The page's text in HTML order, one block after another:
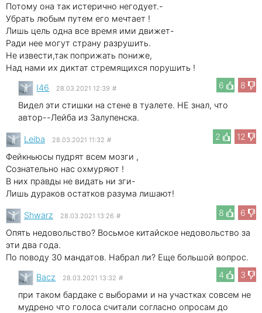
Потому она так истерично негодует.-
Убрать любым путем его мечтает !
Лишь цель одна все время ими движет-
Ради нее могут страну разрушить.
Не извести,так поприжать пониже,
Над нами их диктат стремящихся порушить !
6
8
I46 28.03.2021 12:39 #
Видел эти стишки на стене в туалете. НЕ знал, что
автор--Лейба из Залупенска.
2
12
Leibа 28.03.2021 11:32 #
Фейкньюсы пудрят всем мозги ,
Сознательно нас охмуряют !
В них правды не видать ни зги-
Лишь дураков остатков разума лишают!
8
6
Shwarz 28.03.2021 13:26 #
Опять недовольство? Восьмое китайское недовольство за
эти два года.
По поводу 30 мандатов. Набрал ли? Еще большой вопрос.
4
3
Bacz 28.03.2021 13:32 #
при таком бардаке с выборами и на участках совсем не
мудрено что голоса считали согласно опросам до